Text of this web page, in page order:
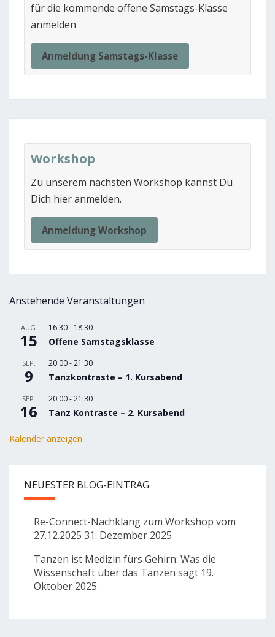
für die kommende offene Samstags-Klasse
anmelden
Anmeldung Samstags-Klasse
Workshop
Zu unserem nächsten Workshop kannst Du
Dich hier anmelden.
Anmeldung Workshop
Anstehende Veranstaltungen
AUG.
15
16:30- 18:30
Offene Samstagsklasse
SEP.
9
20:00-21:30
Tanzkontraste – 1. Kursabend
SEP.
16
20:00-21:30
Tanz Kontraste – 2. Kursabend
Kalender anzeigen
NEUESTER BLOG-EINTRAG
Re-Connect-Nachklang zum Workshop vom
27.12.2025 31. Dezember 2025
Tanzen ist Medizin fürs Gehirn: Was die
Wissenschaft über das Tanzen sagt 19.
Oktober 2025